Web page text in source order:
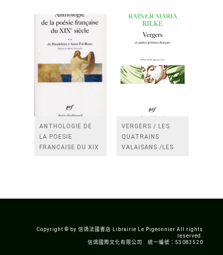
ANTHOLOGIE DE
LA POESIE
FRANCAISE DU XIX
VERGERS / LES
QUATRAINS
VALAISANS /LES
Copyright © by 信鴿法國書店 Librairie Le Pigeonnier All rights
reserved.
信鴿國際文化有限公司 統一編號：53083520